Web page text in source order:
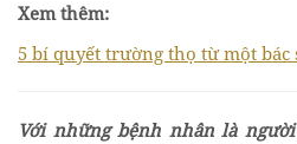
Xem thêm:
5 bí quyết trường thọ từ một
Với những bệnh nhân là